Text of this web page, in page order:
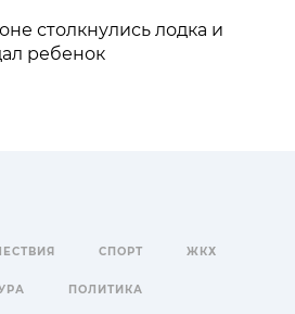
столкнулись лодка и
ребенок
СПОРТ ЖКХ
ПОЛИТИКА